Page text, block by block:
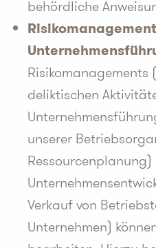
behördliche
Risikomanagements
deliktischen
unserer
Ressourcenplanung)
Verkauf von
Unternehmen)